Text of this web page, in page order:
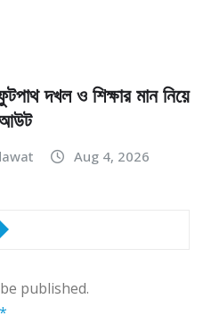
দখল ও শিক্ষার মান নিয়ে
Aug 4, 2026
published.
*